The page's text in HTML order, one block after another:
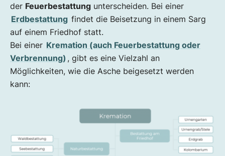
der Feuerbestattung unterscheiden. Bei einer
Erdbestattung findet die Beisetzung in einem Sarg
auf einem Friedhof statt.
Bei einer Kremation (auch Feuerbestattung oder
Verbrennung) , gibt es eine Vielzahl an
Möglichkeiten, wie die Asche beigesetzt werden
kann: